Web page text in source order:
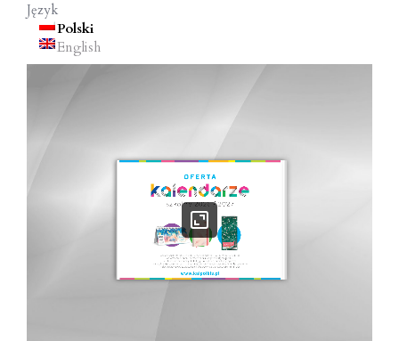
Język
Polski
English